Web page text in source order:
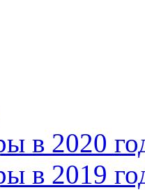
в 2020
в 2019